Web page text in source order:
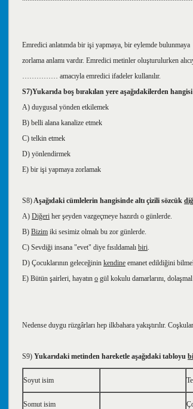
Emredici anlatımda bir işi yapmaya, bir eylemde bulunmaya
zorlama anlamı vardır. Emredici metinler oluşturulurken
…………… amacıyla emredici ifadeler kullanılır.
S7)Yukarıda boş bırakılan yere aşağıdakilerden
A) duygusal yönden etkilemek
B) belli alana kanalize etmek
C) telkin etmek
D) yönlendirmek
E) bir işi yapmaya zorlamak
S8)Aşağıdaki cümlelerin hangisinde altı çizili sözcük
A) Diğeri her şeyden vazgeçmeye hazırdı o günlerde.
B) Bizim iki sesimiz olmalı bu zor günlerde.
C) Sevdiği insana "evet" diye fısıldamalı biri.
D) Çocuklarının geleceğinin kendine emanet edildiğini
E) Bütün şairleri, hayatın o gül kokulu damarlarını, dolaşmal
Nedense duygu rüzgârları hep ilkbahara yakıştırılır.
S9) Yukarıdaki metinden hareketle aşağıdaki tabloyu
Soyut isim
Somut isim